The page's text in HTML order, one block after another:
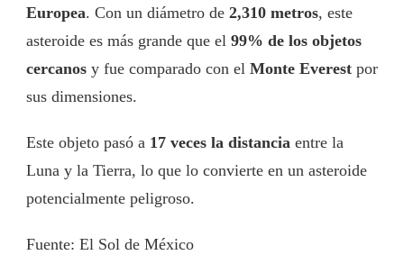
Europea. Con un diámetro de 2,310 metros, este
asteroide es más grande que el 99% de los objetos
cercanos y fue comparado con el Monte Everest por
sus dimensiones.
Este objeto pasó a 17 veces la distancia entre la
Luna y la Tierra, lo que lo convierte en un asteroide
potencialmente peligroso.
Fuente: El Sol de México